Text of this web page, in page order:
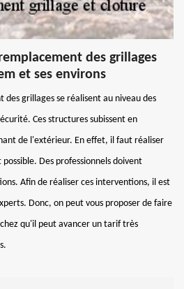
des grillages
et ses environs
des grillages se réalisent au niveau des
Ces structures subissent en
de l'extérieur. En effet, il faut réaliser
Des professionnels doivent
Afin de réaliser ces interventions, il est
Donc, on peut vous proposer de faire
qu'il peut avancer un tarif très